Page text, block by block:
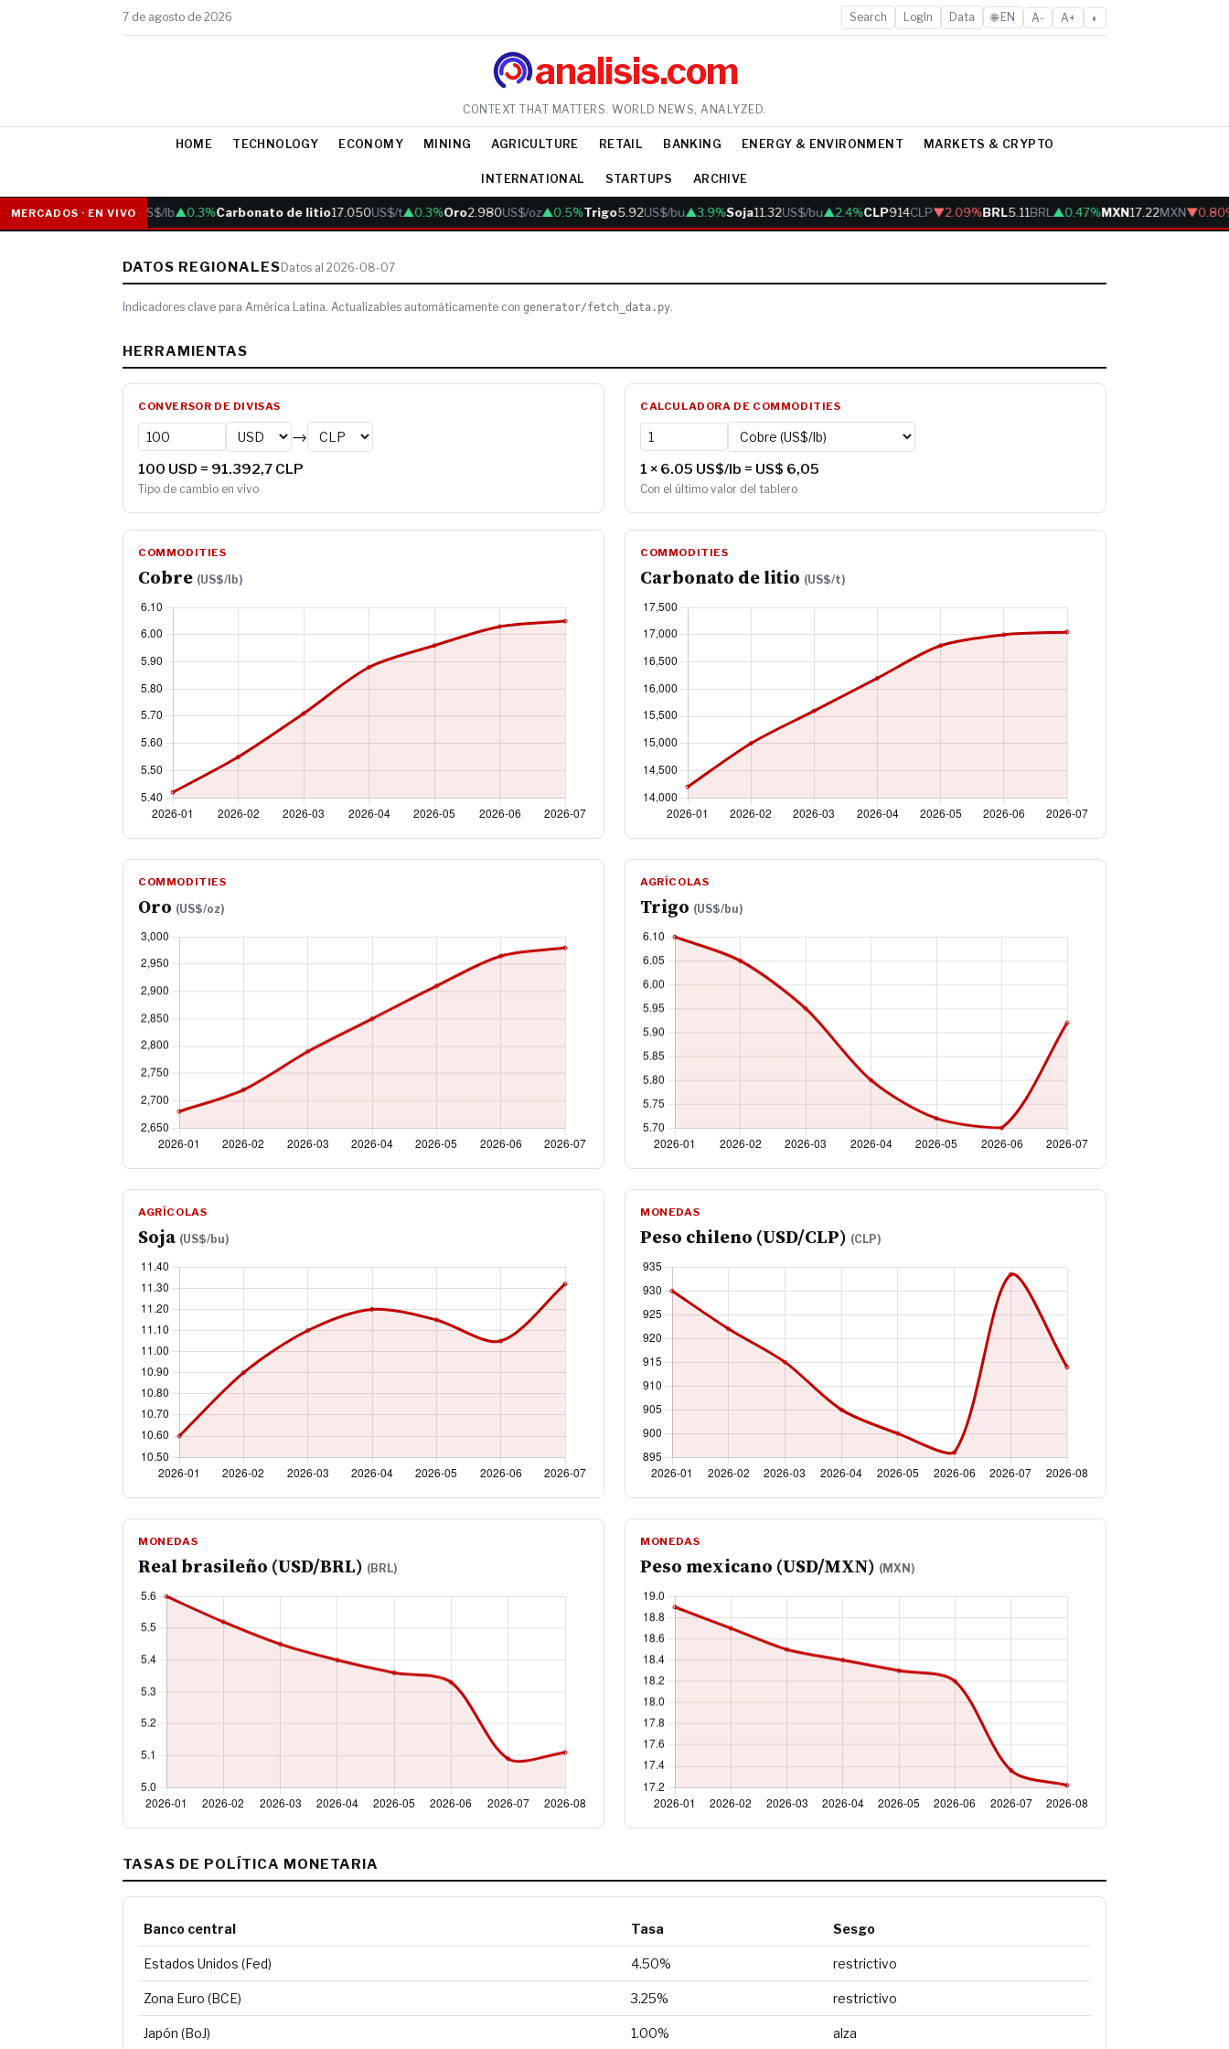
7 de agosto de 2026 Search LogIn Data 🌐 EN A- A+ ◐
analisis.com
CONTEXT THAT MATTERS. WORLD NEWS, ANALYZED.
HOME TECHNOLOGY ECONOMY MINING AGRICULTURE RETAIL BANKING ENERGY & ENVIRONMENT MARKETS & CRYPTO
INTERNATIONAL STARTUPS ARCHIVE
MERCADOS · EN VIVO
Cobre6.05US$/lb▲0.3%Carbonato de litio17.050US$/t▲0.3%Oro2.980US$/oz▲0.5%Trigo5.92US$/bu▲3.9%Soja11.32US$/bu▲2.4%CLP914CLP ▼2.09%BRL5.11BRL▲0.47%MXN17.22MXN▼0.80%
DATOS REGIONALES Datos al 2026-08-07
Indicadores clave para América Latina. Actualizables automáticamente con generator/fetch_data.py.
HERRAMIENTAS
CONVERSOR DE DIVISAS
→
100 USD = 91.392,7 CLP
Tipo de cambio en vivo
CALCULADORA DE COMMODITIES
1 × 6.05 US$/lb = US$ 6,05
Con el último valor del tablero
COMMODITIES
Cobre (US$/lb)
COMMODITIES
Carbonato de litio (US$/t)
COMMODITIES
Oro (US$/oz)
AGRÍCOLAS
Trigo (US$/bu)
AGRÍCOLAS
Soja (US$/bu)
MONEDAS
Peso chileno (USD/CLP) (CLP)
MONEDAS
Real brasileño (USD/BRL) (BRL)
MONEDAS
Peso mexicano (USD/MXN) (MXN)
TASAS DE POLÍTICA MONETARIA
Banco central Tasa Sesgo
Estados Unidos (Fed) 4.50% restrictivo
Zona Euro (BCE) 3.25% restrictivo
Japón (BoJ) 1.00% alza